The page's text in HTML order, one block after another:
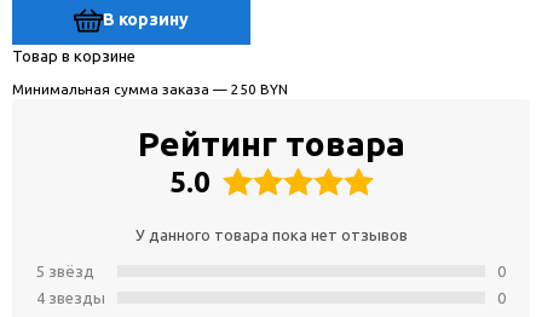
В корзину
Товар в корзине
Минимальная сумма заказа — 250 BYN
Рейтинг товара
5.0
У данного товара пока нет отзывов
5 звёзд
4 звeзды
0
0